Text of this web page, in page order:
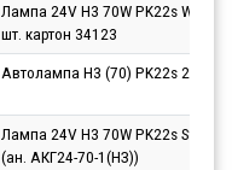
Лампа 24V H3 70W PK22s
шт. картон 34123
Автолампа H3 (70) PK22s 24V
Лампа 24V H3 70W PK22s
(ан. АКГ24-70-1(НЗ))